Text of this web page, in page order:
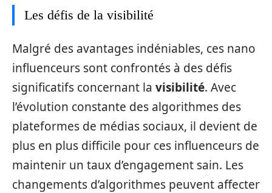
Les défis de la visibilité
Malgré des avantages indéniables, ces nano
influenceurs sont confrontés à des défis
significatifs concernant la visibilité. Avec
l’évolution constante des algorithmes des
plateformes de médias sociaux, il devient de
plus en plus difficile pour ces influenceurs de
maintenir un taux d’engagement sain. Les
changements d’algorithmes peuvent affecter